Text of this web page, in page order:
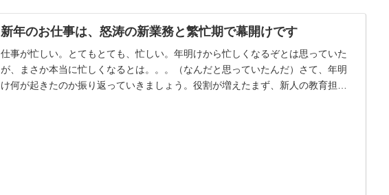
新年のお仕事は、怒涛の新業務と繁忙期で幕開けです
仕事が忙しい。とてもとても、忙しい。年明けから忙しくなるぞとは思っていた
が、まさか本当に忙しくなるとは。。。（なんだと思っていたんだ）さて、年明
け何が起きたのか振り返っていきましょう。役割が増えたまず、新人の教育担当